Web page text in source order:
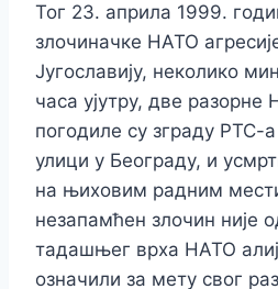
Тог 23. априла 1999.
злочиначке НАТО
Југославију, неколико
часа ујутру, две
погодиле су зграду РТС-
улици у Београду, и
на њиховим радним
незапамћен злочин није
тадашњег врха НАТО
означили за мету свог